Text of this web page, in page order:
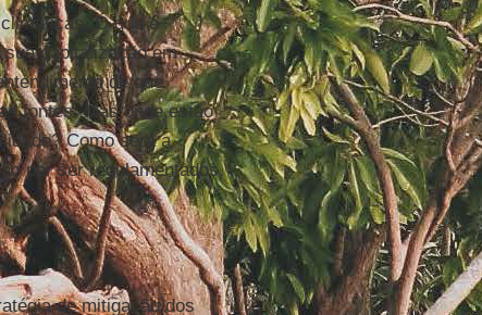
O que é
sua capitalização em
de que
fontes. Mas onde estão
Como será a
por ser regulamentados,
de mitigação dos